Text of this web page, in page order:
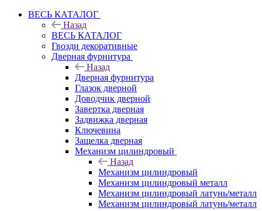
ВЕСЬ КАТАЛОГ
Назад
ВЕСЬ КАТАЛОГ
Гвозди декоративные
Дверная фурнитура
Назад
Дверная фурнитура
Глазок дверной
Доводчик дверной
Завертка дверная
Задвижка дверная
Ключевина
Защелка дверная
Механизм цилиндровый
Назад
Механизм цилиндровый
Механизм цилиндровый металл
Механизм цилиндровый латунь/металл
Механизм цилиндровый латунь/металл